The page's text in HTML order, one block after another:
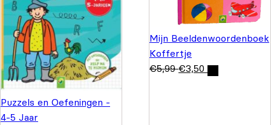
Puzzels en Oefeningen -
4-5 Jaar
Mijn Beeldenwoordenboek
Koffertje
€5,99 €3,50